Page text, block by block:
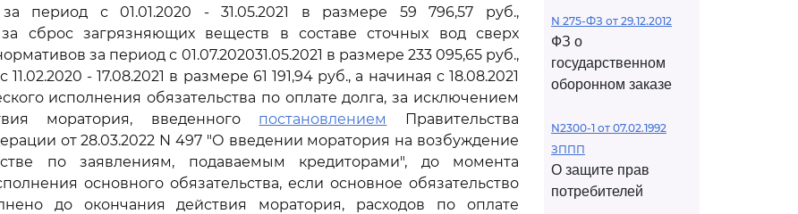
за период с 01.01.2020 - 31.05.2021 в размере 59 796,57 руб.,
сброс загрязняющих веществ в составе сточных вод сверх
за период с 01.07.202031.05.2021 в размере 233 095,65 руб.,
- 17.08.2021 в размере 61 191,94 руб., а начиная с 18.08.2021
исполнения обязательства по оплате долга, за исключением
моратория, введенного постановлением
Правительства
от 28.03.2022 N 497 "О введении моратория на возбуждение
по заявлениям, подаваемым кредиторами", до момента
основного обязательства, если основное обязательство
до окончания действия моратория, расходов по оплате
N 275-ФЗ от 29.12.2012
ФЗ о
государственном
оборонном заказе
N2300-1 от 07.02.1992
ЗППП
О защите прав
потребителей